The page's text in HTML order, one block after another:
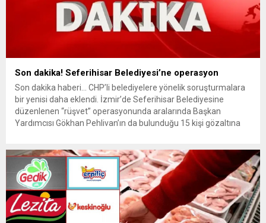
Son dakika! Seferihisar Belediyesi’ne operasyon
Son dakika haberi… CHP’li belediyelere yönelik soruşturmalara
bir yenisi daha eklendi. İzmir’de Seferihisar Belediyesine
düzenlenen “rüşvet” operasyonunda aralarında Başkan
Yardımcısı Gökhan Pehlivan’ın da bulunduğu 15 kişi gözaltına